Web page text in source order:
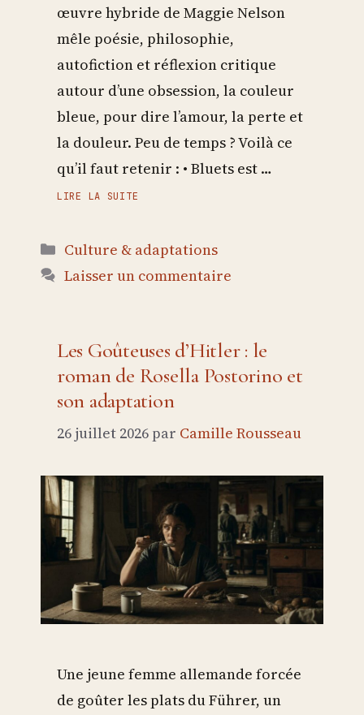
œuvre hybride de Maggie Nelson
mêle poésie, philosophie,
autofiction et réflexion critique
autour d’une obsession, la couleur
bleue, pour dire l’amour, la perte et
la douleur. Peu de temps ? Voilà ce
qu’il faut retenir : • Bluets est …
LIRE LA SUITE
Catégories
Culture & adaptations
Laisser un commentaire
Les Goûteuses d’Hitler : le
roman de Rosella Postorino et
son adaptation
26 juillet 2026 par Camille Rousseau
Une jeune femme allemande forcée
de goûter les plats du Führer, un